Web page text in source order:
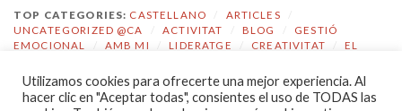
TOP CATEGORIES: CASTELLANO ARTICLES
UNCATEGORIZED @CA
ACTIVITAT BLOG
GESTIÓ
EMOCIONAL
AMB MI LIDERATGE CREATIVITAT
EL
TOP TAGS: COACHING / GESTIÓ EMOCIONAL / ECOLOGIA
EMOCIONAL / EL DESPERTADOR / CONSCIÈNCIA /
Utilizamos cookies para ofrecerte una mejor experiencia. Al
hacer clic en "Aceptar todas", consientes el uso de TODAS las